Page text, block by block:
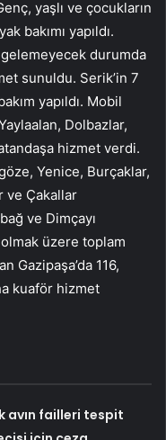
yaşlı ve çocukların
bakımı yapıldı.
gelemeyecek durumda
sunuldu. Serik’in 7
yapıldı. Mobil
Dolbazlar,
hizmet verdi.
Yenice, Burçaklar,
ve Çakallar
ve Dimçayı
üzere toplam
Gazipaşa’da 116,
kuaför hizmet
avın failleri tespit